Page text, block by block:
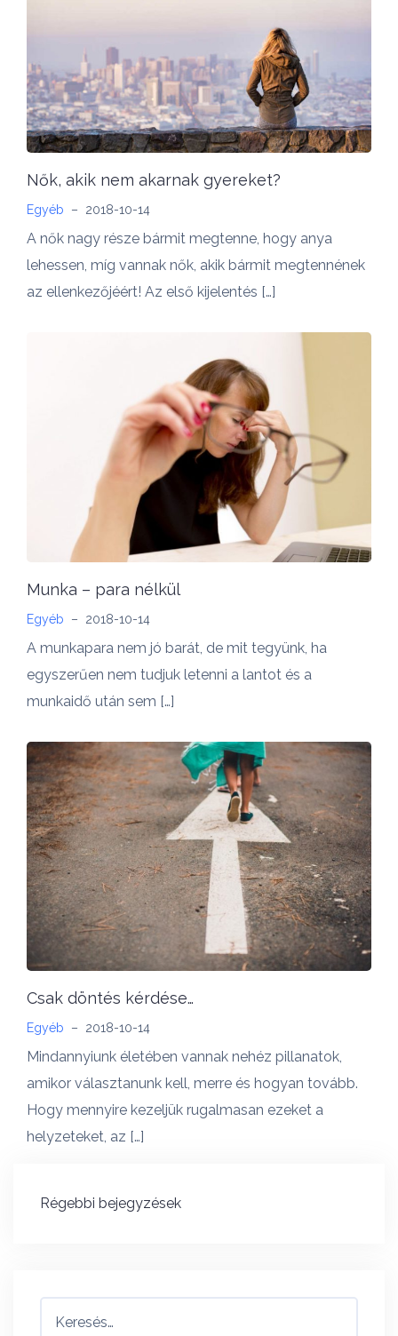
Nők, akik nem akarnak gyereket?
Egyéb – 2018-10-14
A nők nagy része bármit megtenne, hogy anya
lehessen, míg vannak nők, akik bármit megtennének
az ellenkezőjéért! Az első kijelentés […]
Munka – para nélkül
Egyéb – 2018-10-14
A munkapara nem jó barát, de mit tegyünk, ha
egyszerűen nem tudjuk letenni a lantot és a
munkaidő után sem […]
Csak döntés kérdése…
Egyéb – 2018-10-14
Mindannyiunk életében vannak nehéz pillanatok,
amikor választanunk kell, merre és hogyan tovább.
Hogy mennyire kezeljük rugalmasan ezeket a
helyzeteket, az […]
Bejegyzés
Régebbi bejegyzések